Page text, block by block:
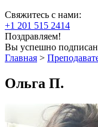
Свяжитесь с нами:
+1 201 515 2414
Поздравляем!
Вы успешно
Главная >
Ольга П.